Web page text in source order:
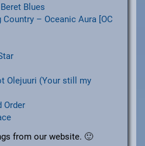
Blues
– Oceanic Aura [OC
Olejuuri (Your still my
Order
from our website. 🙂